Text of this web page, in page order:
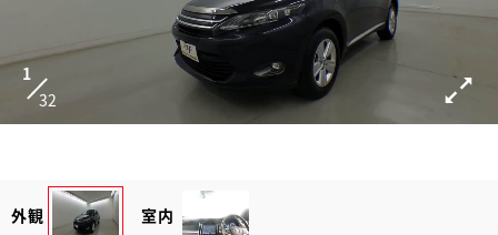
1
32
外観 室内